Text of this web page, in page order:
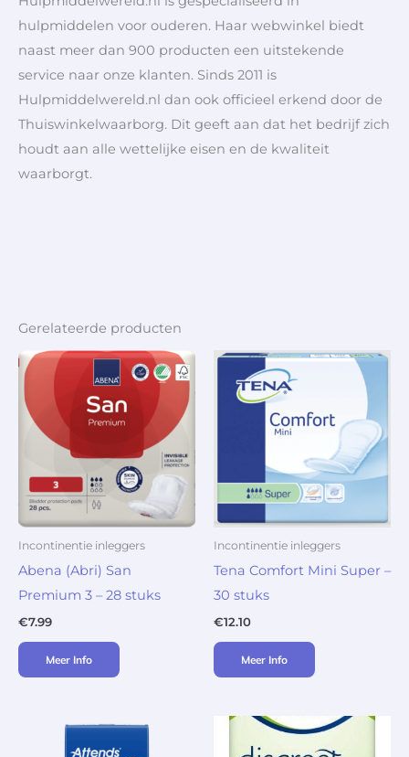
hulpmiddelen voor ouderen. Haar webwinkel biedt
naast meer dan 900 producten een uitstekende
service naar onze klanten. Sinds 2011 is
Hulpmiddelwereld.nl dan ook officieel erkend door de
Thuiswinkelwaarborg. Dit geeft aan dat het bedrijf zich
houdt aan alle wettelijke eisen en de kwaliteit
waarborgt.
Gerelateerde producten
Incontinentie inleggers
Abena (Abri) San
Premium 3 – 28 stuks
€7.99
Meer Info
Incontinentie inleggers
Tena Comfort Mini Super –
30 stuks
€12.10
Meer Info